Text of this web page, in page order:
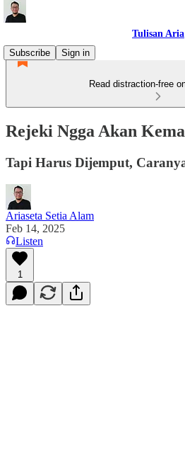
Tulisan Aria
Subscribe
Sign in
Read distraction-free
Rejeki Ngga Akan
Tapi Harus Dijemput,
Ariaseta Setia Alam
Feb 14, 2025
Listen
1